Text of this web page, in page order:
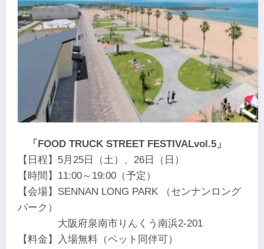
「FOOD TRUCK STREET FESTIVALvol.5」
【日程】5月25日（土）、26日（日）
【時間】11:00～19:00（予定）
【会場】SENNAN LONG PARK （センナンロング
パーク）
大阪府泉南市りんくう南浜2-201
【料金】入場無料（ペット同伴可）